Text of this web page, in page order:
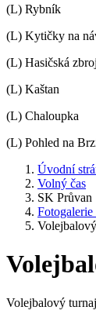
(L) Rybník
(L) Kytičky na
(L) Hasičská
(L) Kaštan
(L) Chaloupka
(L) Pohled na
Úvodní
Volný čas
SK Průvan
Fotogalerie
Volejbalový turnaj